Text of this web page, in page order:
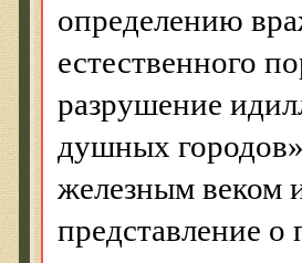
определению
естественного
разрушение
душных
железным веком
представление о